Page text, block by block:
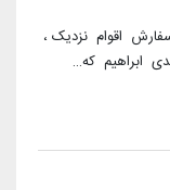
اقوام نزدیک ،
ابراهیم که…